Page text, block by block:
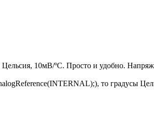
10мВ/ºC. Просто и удобно.
то градусы